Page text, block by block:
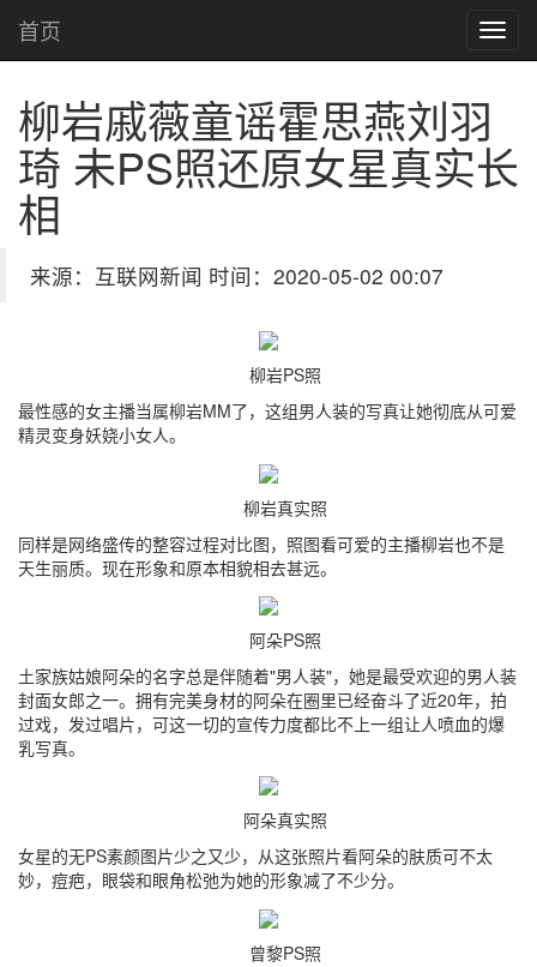
首页
柳岩戚薇童谣霍思燕刘羽
琦 未PS照还原女星真实长
相
来源：互联网新闻 时间：2020-05-02 00:07
柳岩PS照
最性感的女主播当属柳岩MM了，这组男人装的写真让她彻底从可爱
精灵变身妖娆小女人。
柳岩真实照
同样是网络盛传的整容过程对比图，照图看可爱的主播柳岩也不是
天生丽质。现在形象和原本相貌相去甚远。
阿朵PS照
土家族姑娘阿朵的名字总是伴随着"男人装"，她是最受欢迎的男人装
封面女郎之一。拥有完美身材的阿朵在圈里已经奋斗了近20年，拍
过戏，发过唱片，可这一切的宣传力度都比不上一组让人喷血的爆
乳写真。
阿朵真实照
女星的无PS素颜图片少之又少，从这张照片看阿朵的肤质可不太
妙，痘疤，眼袋和眼角松弛为她的形象减了不少分。
曾黎PS照